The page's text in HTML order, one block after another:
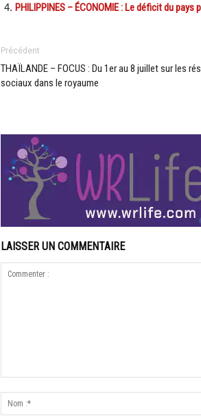
PHILIPPINES – ÉCONOMIE : Le déficit du
Précédent
THAÏLANDE – FOCUS : Du 1er au 8 juillet sur les
sociaux dans le royaume
LAISSER UN COMMENTAIRE